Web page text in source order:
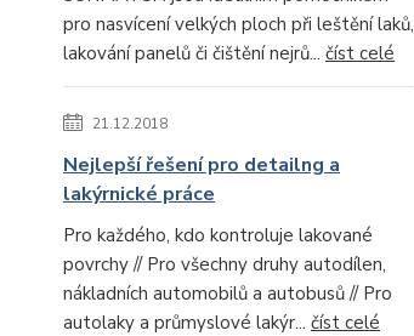
pro nasvícení velkých ploch při leštění laků,
lakování panelů či čištění nejrů... číst celé
21.12.2018
Nejlepší řešení pro detailng a
lakýrnické práce
Pro každého, kdo kontroluje lakované
povrchy // Pro všechny druhy autodílen,
nákladních automobilů a autobusů // Pro
autolaky a průmyslové lakýr... číst celé